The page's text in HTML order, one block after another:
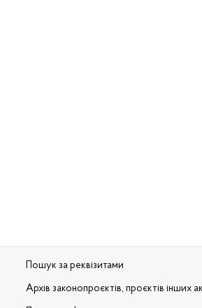
Пошук за реквізитами
Архів законопроєктів, проєктів інших